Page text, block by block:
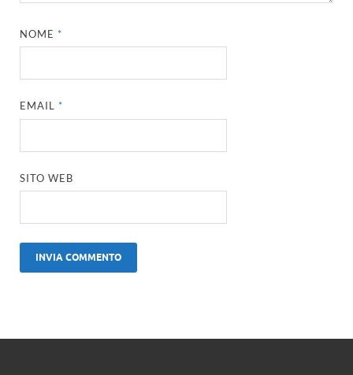
NOME*
EMAIL*
SITO WEB